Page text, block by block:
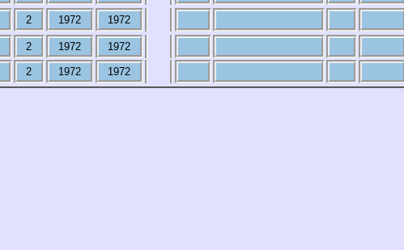
2 1972 1972
2 1972 1972
2 1972 1972